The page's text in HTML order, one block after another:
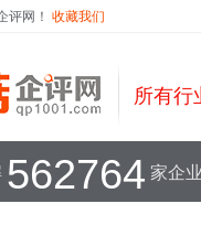
评网！ 收藏我们
所有行
562764 家企